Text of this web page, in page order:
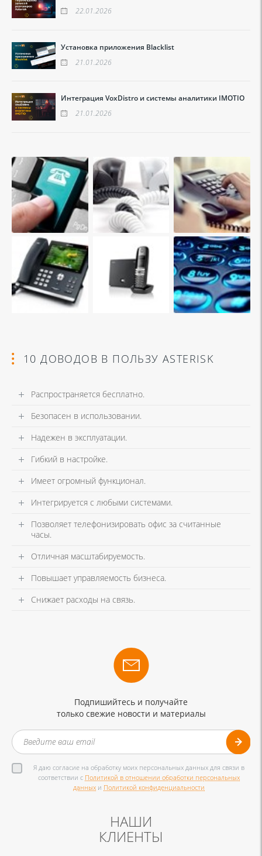
22.01.2026
Установка приложения Blacklist
21.01.2026
Интеграция VoxDistro и системы аналитики IMOTIO
21.01.2026
10 ДОВОДОВ В ПОЛЬЗУ ASTERISK
Распространяется бесплатно.
Безопасен в использовании.
Надежен в эксплуатации.
Гибкий в настройке.
Имеет огромный функционал.
Интегрируется с любыми системами.
Позволяет телефонизировать офис за считанные
часы.
Отличная масштабируемость.
Повышает управляемость бизнеса.
Снижает расходы на связь.
Подпишийтесь и получайте
только свежие новости и материалы
Я даю согласие на обработку моих персональных данных для связи в
соответствии с Политикой в отношении обработки персональных
данных и Политикой конфиденциальности
НАШИ
КЛИЕНТЫ